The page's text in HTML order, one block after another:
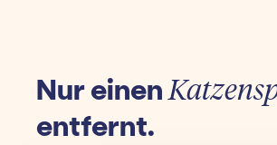
Nur einen
entfernt.